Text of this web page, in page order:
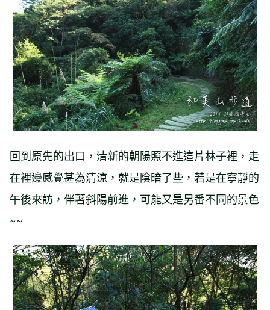
回到原先的出口，清新的朝陽照不進這片林子裡，走
在裡邊感覺甚為清涼，就是陰暗了些，若是在寧靜的
午後來訪，伴著斜陽前進，可能又是另番不同的景色
~~